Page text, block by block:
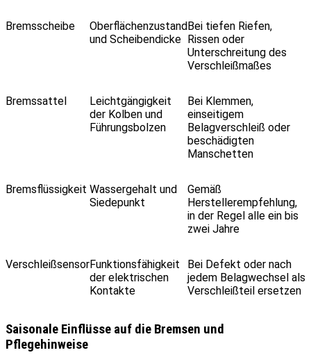
Bremsscheibe
Oberflächenzustand
und Scheibendicke
Bei tiefen Riefen,
Rissen oder
Unterschreitung des
Verschleißmaßes
Bremssattel
Leichtgängigkeit
der Kolben und
Führungsbolzen
Bei Klemmen,
einseitigem
Belagverschleiß oder
beschädigten
Manschetten
Bremsflüssigkeit Wassergehalt und
Siedepunkt
Gemäß
Herstellerempfehlung,
in der Regel alle ein bis
zwei Jahre
VerschleißsensorFunktionsfähigkeit
der elektrischen
Kontakte
Bei Defekt oder nach
jedem Belagwechsel als
Verschleißteil ersetzen
Saisonale Einflüsse auf die Bremsen und
Pflegehinweise